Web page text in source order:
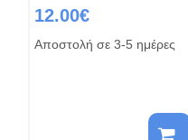
12.00€
Αποστολή σε 3-5 ημέρες